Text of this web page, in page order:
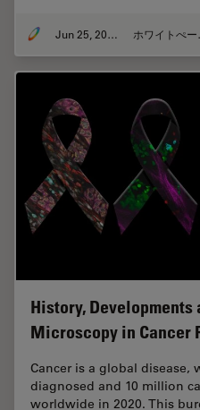
Jun 25, 2026 ホ
History, Developments
Microscopy in Cancer
Cancer is a global disease,
diagnosed and 10 million
worldwide in 2020. This